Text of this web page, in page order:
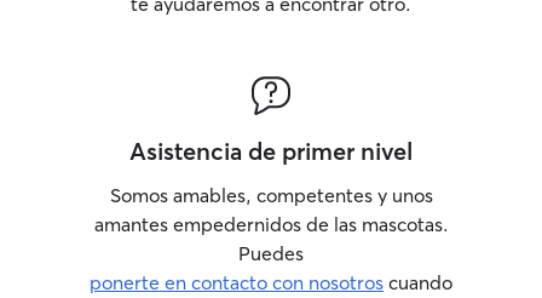
Asistencia de primer nivel
Somos amables, competentes y unos
amantes empedernidos de las mascotas.
Puedes
ponerte en contacto con nosotros cuando